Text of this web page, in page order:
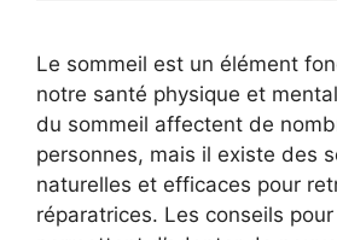
Le sommeil est un élément
notre santé physique et
du sommeil affectent de
personnes, mais il existe des
naturelles et efficaces pour
réparatrices. Les conseils